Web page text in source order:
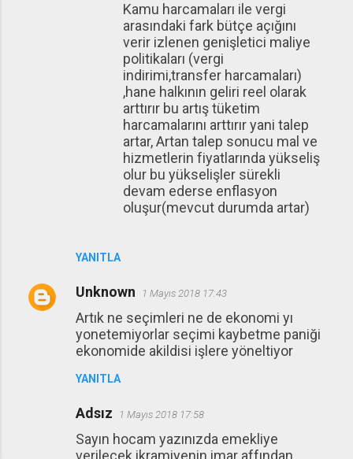
YANITLA
Kamu harcamaları ile vergi
arasındaki fark bütçe açığını
verir izlenen genişletici maliye
politikaları (vergi
indirimi,transfer harcamaları)
,hane halkının geliri reel olarak
arttırır bu artış tüketim
harcamalarını arttırır yani talep
artar, Artan talep sonucu mal ve
hizmetlerin fiyatlarında yükseliş
olur bu yükselişler sürekli
devam ederse enflasyon
oluşur(mevcut durumda artar)
Unknown 1 Mayıs 2018 17:43
Artık ne seçimleri ne de ekonomi yı
yonetemiyorlar seçimi kaybetme paniği
ekonomide akildisi işlere yöneltiyor
YANITLA
Adsız 1 Mayıs 2018 17:58
Sayın hocam yazınızda emekliye
verilecek ikramiyenin imar affından